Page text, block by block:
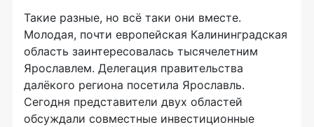
Такие разные, но всё таки они вместе.
Молодая, почти европейская Калининградская
область заинтересовалась тысячелетним
Ярославлем. Делегация правительства
далёкого региона посетила Ярославль.
Сегодня представители двух областей
обсуждали совместные инвестиционные